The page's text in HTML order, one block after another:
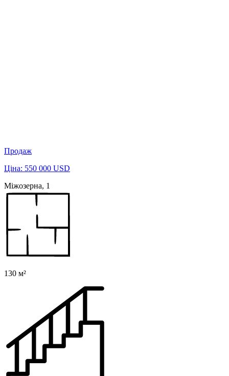
Продаж
Ціна: 550 000 USD
Міжозерна, 1
130 м²